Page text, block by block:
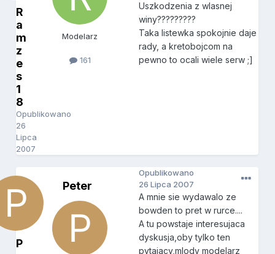
R
a
m
z
e
s
1
8
Opublikowano
26
Lipca
2007
Modelarz
161
Uszkodzenia z wlasnej
winy?????????
Taka listewka spokojnie daje
rady, a kretobojcom na
pewno to ocali wiele serw ;]
P
Peter
Opublikowano
26 Lipca 2007
A mnie sie wydawalo ze
bowden to pret w rurce....
A tu powstaje interesujaca
dyskusja,oby tylko ten
pytajacy,mlody modelarz